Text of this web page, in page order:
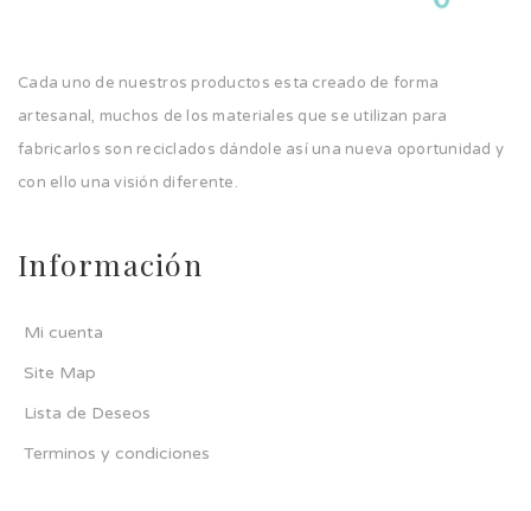
Cada uno de nuestros productos esta creado de forma
artesanal, muchos de los materiales que se utilizan para
fabricarlos son reciclados dándole así una nueva oportunidad y
con ello una visión diferente.
Información
Mi cuenta
Site Map
Lista de Deseos
Terminos y condiciones